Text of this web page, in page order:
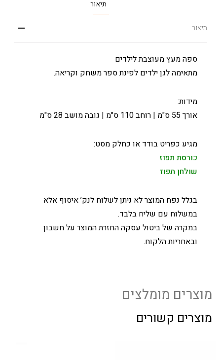
תיאור
תיאור
ספה מעץ מעוצבת לילדים
מתאימה לגן ילדים לפינת ספר משחק וקריאה.
מידות:
אורך 55 ס"מ | רוחב 110 ס"מ | גובה מושב 28 ס"מ
מגיע כפריט בודד או כחלק מסט:
כורסת תפוז
שולחן תפוז
בגלל נפח המוצר לא ניתן לשלוח לנק’ איסוף אלא
במשלוח עם שליח בלבד.
במקרה של ביטול עסקה החזרת המוצר על חשבון
ובאחריות הלקוח.
מוצרים מומלצים
מוצרים קשורים